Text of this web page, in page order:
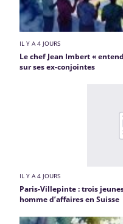
IL Y A 4 JOURS
Le chef Jean Imbert «
sur ses ex-conjointes
IL Y A 4 JOURS
Paris-Villepinte : trois
homme d’affaires en Suisse